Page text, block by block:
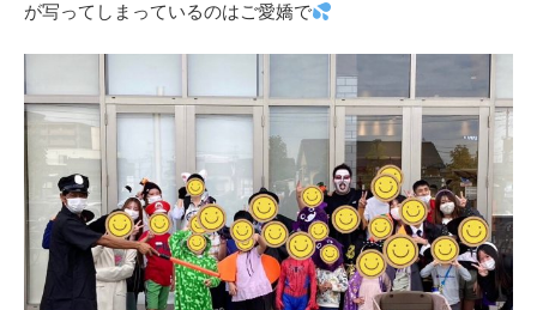
が写ってしまっているのはご愛嬌で